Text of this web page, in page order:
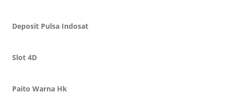
Deposit Pulsa Indosat
Slot 4D
Paito Warna Hk